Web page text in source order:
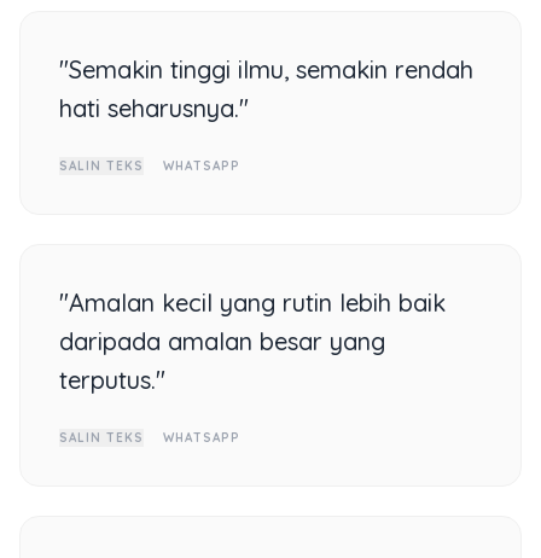
"Semakin tinggi ilmu, semakin rendah
hati seharusnya."
SALIN TEKS WHATSAPP
"Amalan kecil yang rutin lebih baik
daripada amalan besar yang
terputus."
SALIN TEKS WHATSAPP